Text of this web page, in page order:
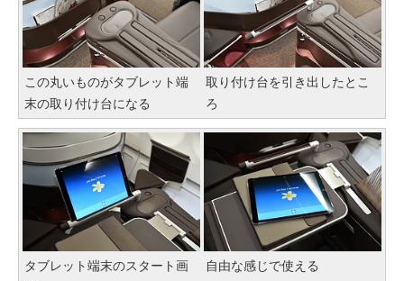
この丸いものがタブレット端
末の取り付け台になる
取り付け台を引き出したとこ
ろ
タブレット端末のスタート画
自由な感じで使える